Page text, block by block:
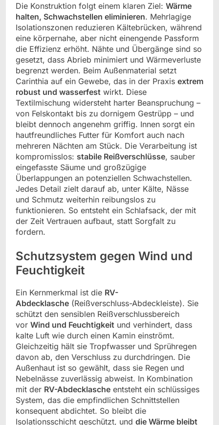
Die Konstruktion folgt einem klaren Ziel: Wärme
halten, Schwachstellen eliminieren. Mehrlagige
Isolationszonen reduzieren Kältebrücken, während
eine körpernahe, aber nicht einengende Passform
die Effizienz erhöht. Nähte und Übergänge sind so
gesetzt, dass Abrieb minimiert und Wärmeverluste
begrenzt werden. Beim Außenmaterial setzt
Carinthia auf ein Gewebe, das in der Praxis extrem
robust und wasserfest wirkt. Diese
Textilmischung widersteht harter Beanspruchung –
von Felskontakt bis zu dornigem Gestrüpp – und
bleibt dennoch angenehm griffig. Innen sorgt ein
hautfreundliches Futter für Komfort auch nach
mehreren Nächten am Stück. Die Verarbeitung ist
kompromisslos: stabile Reißverschlüsse, sauber
eingefasste Säume und großzügige
Überlappungen an potenziellen Schwachstellen.
Jedes Detail zielt darauf ab, unter Kälte, Nässe
und Schmutz weiterhin reibungslos zu
funktionieren. So entsteht ein Schlafsack, der mit
der Zeit Vertrauen aufbaut, statt Sorgfalt zu
fordern.
Schutzsystem gegen Wind und
Feuchtigkeit
Ein Kernmerkmal ist die RV-
Abdecklasche (Reißverschluss-Abdeckleiste). Sie
schützt den sensiblen Reißverschlussbereich
vor Wind und Feuchtigkeit und verhindert, dass
kalte Luft wie durch einen Kamin einströmt.
Gleichzeitig hält sie Tropfwasser und Sprühregen
davon ab, den Verschluss zu durchdringen. Die
Außenhaut ist so gewählt, dass sie Regen und
Nebelnässe zuverlässig abweist. In Kombination
mit der RV-Abdecklasche entsteht ein schlüssiges
System, das die empfindlichen Schnittstellen
konsequent abdichtet. So bleibt die
Isolationsschicht geschützt, und die Wärme bleibt